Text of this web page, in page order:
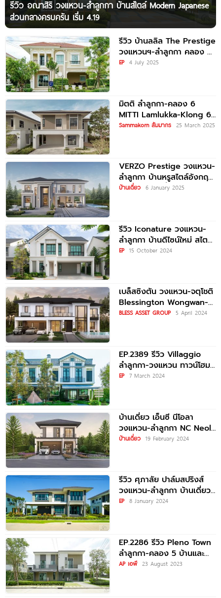
รีวิว อณาสิริ วงแหวน-ลำลูกกา บ้านสไตล์ Modern Japanese
ส่วนกลางครบครัน เริ่ม 4.19
รีวิว บ้านลลิล The Prestige
วงแหวนฯ-ลำลูกกา คลอง 6
บ้านหรูสไตล์ French
EP 4 July 2025
มิตติ ลำลูกกา-คลอง 6
MITTI Lamlukka-Klong 6
บ้านเดี่ยวสไตล์ Modern
Sammakorn สัมมากร 25 March 2025
VERZO Prestige วงแหวน-
ลำลูกกา บ้านหรูสไตล์อังกฤษ
พร้อมสระว่ายน้ำ บนที่ดินกว่า
บ้านเดี่ยว 6 January 2025
รีวิว Iconature วงแหวน-
ลำลูกกา บ้านดีไซน์ใหม่ สไตล์
Modern English กับ
EP 15 October 2024
เบล็สซิงตัน วงแหวน-จตุโชติ
Blessington Wongwan-
Chatuchot บ้านเดี่ยวหรูพูล
BLESS ASSET GROUP 5 April 2024
EP.2389 รีวิว Villaggio
ลำลูกกา-วงแหวน ทาวน์โฮม
และบ้านเดี่ยว บรรยากาศ
EP 7 March 2024
บ้านเดี่ยว เอ็นซี นีโอลา
วงแหวน-ลำลูกกา NC Neola
Wongwaen-Lamlukka เริ่ม
บ้านเดี่ยว 19 February 2024
รีวิว ศุภาลัย ปาล์มสปริงส์
วงแหวน-ลำลูกกา บ้านเดี่ยว
หรูสไตล์ Tropical Modern
EP 8 January 2024
EP.2286 รีวิว Pleno Town
ลำลูกกา-คลอง 5 บ้านและ
ทาวน์โฮม ติดถนนใหญ่ ใกล้
AP เอพี 23 August 2023